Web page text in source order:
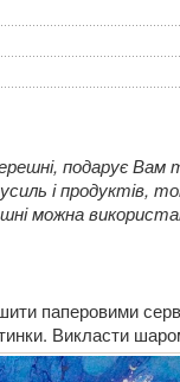
подарує Вам
і продуктів,
можна
паперовими
Викласти